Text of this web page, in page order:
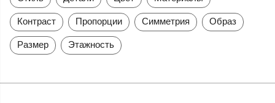
Контраст Пропорции Симметрия Образ
Размер Этажность